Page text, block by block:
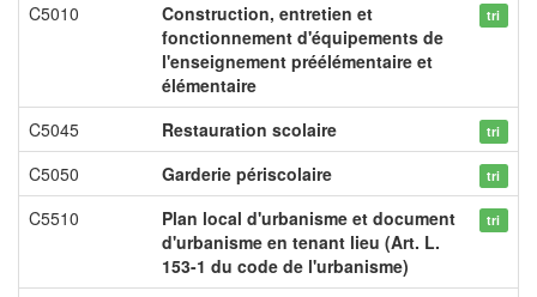
C5010
Construction, entretien et
fonctionnement d'équipements de
l'enseignement préélémentaire et
élémentaire
tri
C5045 Restauration scolaire tri
C5050 Garderie périscolaire tri
C5510
Plan local d'urbanisme et document
d'urbanisme en tenant lieu (Art. L.
153-1 du code de l'urbanisme)
tri